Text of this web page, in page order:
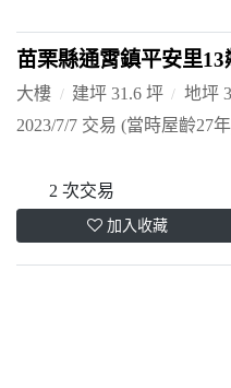
苗栗縣通霄鎮平安里
大樓 建坪 31.6 坪 地坪
2023/7/7 交易 (當時屋齡27
2 次交易
加入收藏